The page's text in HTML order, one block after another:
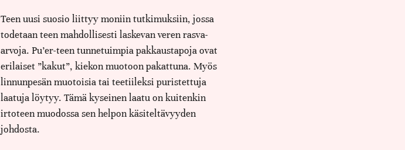
Teen uusi suosio liittyy moniin tutkimuksiin, jossa
todetaan teen mahdollisesti laskevan veren rasva-
arvoja. Pu’er-teen tunnetuimpia pakkaustapoja ovat
erilaiset ”kakut”, kiekon muotoon pakattuna. Myös
linnunpesän muotoisia tai teetiileksi puristettuja
laatuja löytyy. Tämä kyseinen laatu on kuitenkin
irtoteen muodossa sen helpon käsiteltävyyden
johdosta.